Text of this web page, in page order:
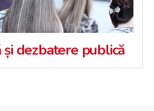
dezbatere publică